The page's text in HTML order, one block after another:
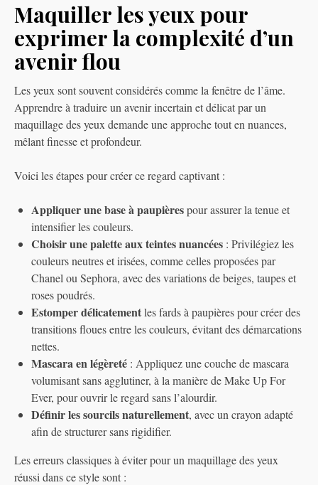
Maquiller les yeux pour
exprimer la complexité d’un
avenir flou
Les yeux sont souvent considérés comme la fenêtre de l’âme.
Apprendre à traduire un avenir incertain et délicat par un
maquillage des yeux demande une approche tout en nuances,
mêlant finesse et profondeur.
Voici les étapes pour créer ce regard captivant :
Appliquer une base à paupièrespour assurer la tenue et
intensifier les couleurs.
Choisir une palette aux teintes nuancées : Privilégiez les
couleurs neutres et irisées, comme celles proposées par
Chanel ou Sephora, avec des variations de beiges, taupes et
roses poudrés.
Estomper délicatementles fards à paupières pour créer des
transitions floues entre les couleurs, évitant des démarcations
nettes.
Mascara en légèreté : Appliquez une couche de mascara
volumisant sans agglutiner, à la manière de Make Up For
Ever, pour ouvrir le regard sans l’alourdir.
Définir les sourcils naturellement, avec un crayon adapté
afin de structurer sans rigidifier.
Les erreurs classiques à éviter pour un maquillage des yeux
réussi dans ce style sont :